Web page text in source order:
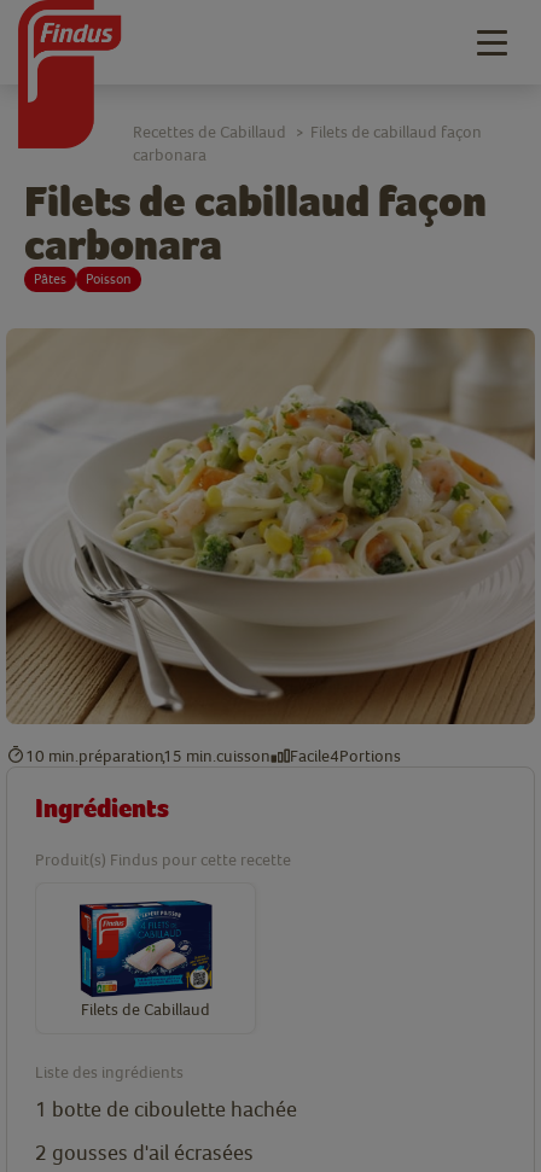
Filets de cabillaud façon
carbonara
Pâtes Poisson
Recettes de Cabillaud > Filets de cabillaud façon
carbonara
10 min. préparation15 min. cuisson Facile4Portions
Ingrédients
Produit(s) Findus pour cette recette
Filets de Cabillaud
Liste des ingrédients
1 botte de ciboulette hachée
2 gousses d'ail écrasées